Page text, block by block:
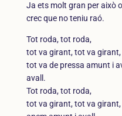
Ja ets molt gran per això
crec que no teniu raó.
Tot roda, tot roda,
tot va girant, tot va girant,
tot va de pressa amunt i
avall.
Tot roda, tot roda,
tot va girant, tot va girant,